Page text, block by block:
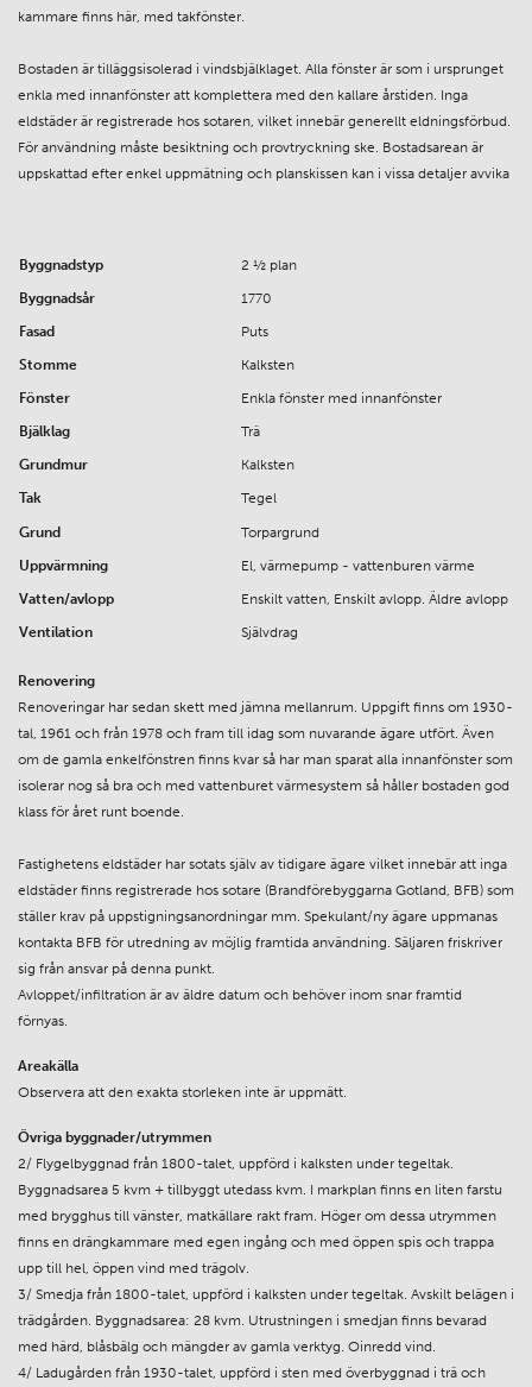
kammare finns här, med takfönster.
Bostaden är tilläggsisolerad i vindsbjälklaget. Alla fönster är som i ursprunget
enkla med innanfönster att komplettera med den kallare årstiden. Inga
eldstäder är registrerade hos sotaren, vilket innebär generellt eldningsförbud.
För användning måste besiktning och provtryckning ske. Bostadsarean är
uppskattad efter enkel uppmätning och planskissen kan i vissa detaljer avvika
Byggnadstyp
2 ½ plan
Byggnadsår
1770
Fasad
Puts
Stomme
Kalksten
Fönster
Enkla fönster med innanfönster
Bjälklag
Trä
Grundmur
Kalksten
Tak
Tegel
Grund
Torpargrund
Uppvärmning
El, värmepump - vattenburen värme
Vatten/avlopp
Enskilt vatten, Enskilt avlopp. Äldre avlopp
Ventilation
Självdrag
Renovering
Renoveringar har sedan skett med jämna mellanrum. Uppgift finns om 1930-
tal, 1961 och från 1978 och fram till idag som nuvarande ägare utfört. Även
om de gamla enkelfönstren finns kvar så har man sparat alla innanfönster som
isolerar nog så bra och med vattenburet värmesystem så håller bostaden god
klass för året runt boende.
Fastighetens eldstäder har sotats själv av tidigare ägare vilket innebär att inga
eldstäder finns registrerade hos sotare (Brandförebyggarna Gotland, BFB) som
ställer krav på uppstigningsanordningar mm. Spekulant/ny ägare uppmanas
kontakta BFB för utredning av möjlig framtida användning. Säljaren friskriver
sig från ansvar på denna punkt.
Avloppet/infiltration är av äldre datum och behöver inom snar framtid
förnyas.
Areakälla
Observera att den exakta storleken inte är uppmätt.
Övriga byggnader/utrymmen
2/ Flygelbyggnad från 1800-talet, uppförd i kalksten under tegeltak.
Byggnadsarea 5 kvm + tillbyggt utedass kvm. I markplan finns en liten farstu
med brygghus till vänster, matkällare rakt fram. Höger om dessa utrymmen
finns en drängkammare med egen ingång och med öppen spis och trappa
upp till hel, öppen vind med trägolv.
3/ Smedja från 1800-talet, uppförd i kalksten under tegeltak. Avskilt belägen i
trädgården. Byggnadsarea: 28 kvm. Utrustningen i smedjan finns bevarad
med härd, blåsbälg och mängder av gamla verktyg. Oinredd vind.
4/ Ladugården från 1930-talet, uppförd i sten med överbyggnad i trä och